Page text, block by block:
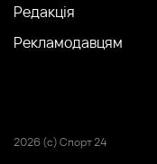
Редакція
Рекламодавцям
2026 (с) Спорт 24